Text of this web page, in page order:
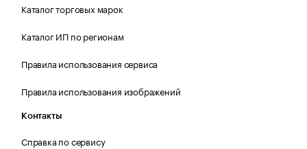
Каталог торговых марок
Каталог ИП по регионам
Правила использования сервиса
Правила использования изображений
Контакты
Справка по сервису